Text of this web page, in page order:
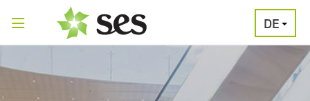
DE
PRESSEAUSSENDUNGEN